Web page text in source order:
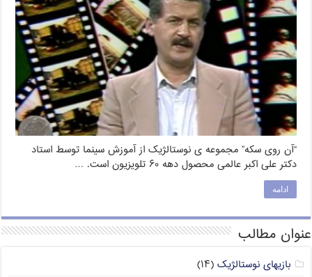
“آن روی سکه” مجموعه ی نوستالژیک از آموزش سینما توسط استاد
دکتر علی اکبر عالمی محصول دهه ۶۰ تلویزیون است. …
ادامه
عنوان مطالب
بازیهای نوستالژیک (۱۴)